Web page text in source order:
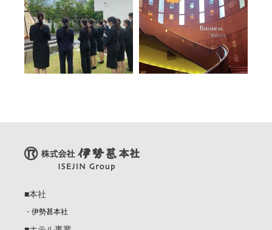
■本社
・ 伊勢甚本社